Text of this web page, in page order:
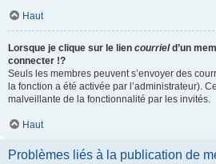
Haut
Lorsque je clique sur le lien courrield’un
connecter !?
Seuls les membres peuvent s’envoyer des
la fonction a été activée par l’administrateur).
malveillante de la fonctionnalité par les invités.
Haut
Problèmes liés à la publication de